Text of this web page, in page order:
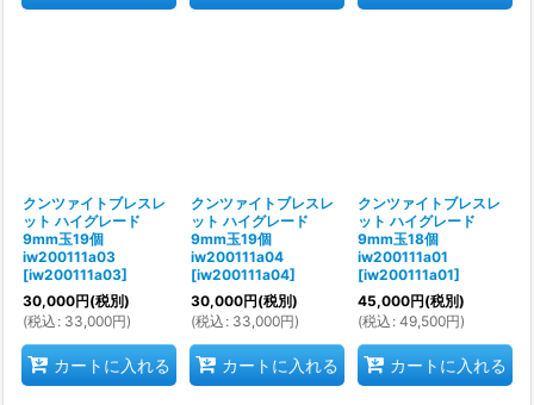
クンツァイトブレスレ
ット ハイグレード
9mm玉19個
iw200111a03
[iw200111a03]
30,000円(税別)
(税込 : 33,000円)
カートに入れる
クンツァイトブレスレ
ット ハイグレード
9mm玉19個
iw200111a04
[iw200111a04]
30,000円(税別)
(税込 : 33,000円)
カートに入れる
クンツァイトブレスレ
ット ハイグレード
9mm玉18個
iw200111a01
[iw200111a01]
45,000円(税別)
(税込 : 49,500円)
カートに入れる